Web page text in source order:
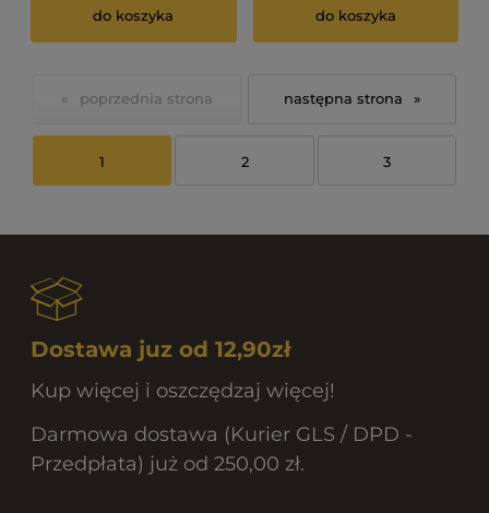
do koszyka do koszyka
«
1 2 3
»
Dostawa juz od 12,90zł
Kup więcej i oszczędzaj więcej!
Darmowa dostawa (Kurier GLS / DPD -
Przedpłata) już od 250,00 zł.